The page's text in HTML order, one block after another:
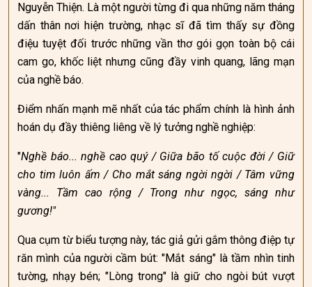
Nguyễn Thiện. Là một người từng đi qua những năm tháng
dấn thân nơi hiện trường, nhạc sĩ đã tìm thấy sự đồng
điệu tuyệt đối trước những vần thơ gói gọn toàn bộ cái
cam go, khốc liệt nhưng cũng đầy vinh quang, lãng mạn
của nghề báo.
Điểm nhấn mạnh mẽ nhất của tác phẩm chính là hình ảnh
hoán dụ đầy thiêng liêng về lý tưởng nghề nghiệp:
"Nghề báo... nghề cao quý / Giữa bão tố cuộc đời / Giữ
cho tim luôn ấm / Cho mắt sáng ngời ngời / Tâm vững
vàng... Tầm cao rộng / Trong như ngọc, sáng như
gương!"
Qua cụm từ biểu tượng này, tác giả gửi gắm thông điệp tự
răn mình của người cầm bút: "Mắt sáng" là tầm nhìn tinh
tường, nhạy bén; "Lòng trong" là giữ cho ngòi bút vượt